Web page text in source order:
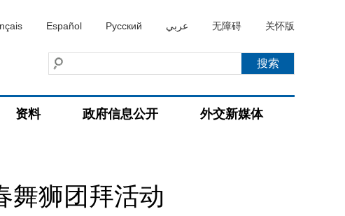
Español Русский عربي 无障碍 关怀版
资料 政府信息公开 外交新媒体
舞狮团拜活动